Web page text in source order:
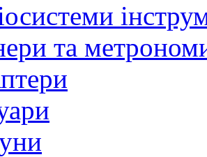
та